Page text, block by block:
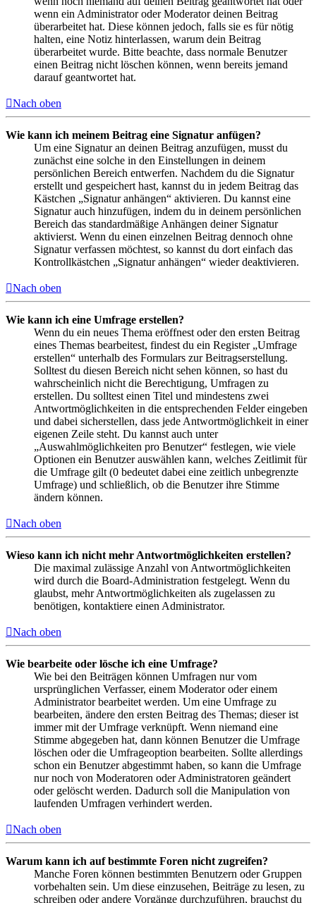
wenn ein Administrator oder Moderator deinen Beitrag
überarbeitet hat. Diese können jedoch, falls sie es für nötig
halten, eine Notiz hinterlassen, warum dein Beitrag
überarbeitet wurde. Bitte beachte, dass normale Benutzer
einen Beitrag nicht löschen können, wenn bereits jemand
darauf geantwortet hat.
Nach oben
Wie kann ich meinem Beitrag eine Signatur anfügen?
Um eine Signatur an deinen Beitrag anzufügen, musst du
zunächst eine solche in den Einstellungen in deinem
persönlichen Bereich entwerfen. Nachdem du die Signatur
erstellt und gespeichert hast, kannst du in jedem Beitrag das
Kästchen „Signatur anhängen“ aktivieren. Du kannst eine
Signatur auch hinzufügen, indem du in deinem persönlichen
Bereich das standardmäßige Anhängen deiner Signatur
aktivierst. Wenn du einen einzelnen Beitrag dennoch ohne
Signatur verfassen möchtest, so kannst du dort einfach das
Kontrollkästchen „Signatur anhängen“ wieder deaktivieren.
Nach oben
Wie kann ich eine Umfrage erstellen?
Wenn du ein neues Thema eröffnest oder den ersten Beitrag
eines Themas bearbeitest, findest du ein Register „Umfrage
erstellen“ unterhalb des Formulars zur Beitragserstellung.
Solltest du diesen Bereich nicht sehen können, so hast du
wahrscheinlich nicht die Berechtigung, Umfragen zu
erstellen. Du solltest einen Titel und mindestens zwei
Antwortmöglichkeiten in die entsprechenden Felder eingeben
und dabei sicherstellen, dass jede Antwortmöglichkeit in einer
eigenen Zeile steht. Du kannst auch unter
„Auswahlmöglichkeiten pro Benutzer“ festlegen, wie viele
Optionen ein Benutzer auswählen kann, welches Zeitlimit für
die Umfrage gilt (0 bedeutet dabei eine zeitlich unbegrenzte
Umfrage) und schließlich, ob die Benutzer ihre Stimme
ändern können.
Nach oben
Wieso kann ich nicht mehr Antwortmöglichkeiten erstellen?
Die maximal zulässige Anzahl von Antwortmöglichkeiten
wird durch die Board-Administration festgelegt. Wenn du
glaubst, mehr Antwortmöglichkeiten als zugelassen zu
benötigen, kontaktiere einen Administrator.
Nach oben
Wie bearbeite oder lösche ich eine Umfrage?
Wie bei den Beiträgen können Umfragen nur vom
ursprünglichen Verfasser, einem Moderator oder einem
Administrator bearbeitet werden. Um eine Umfrage zu
bearbeiten, ändere den ersten Beitrag des Themas; dieser ist
immer mit der Umfrage verknüpft. Wenn niemand eine
Stimme abgegeben hat, dann können Benutzer die Umfrage
löschen oder die Umfrageoption bearbeiten. Sollte allerdings
schon ein Benutzer abgestimmt haben, so kann die Umfrage
nur noch von Moderatoren oder Administratoren geändert
oder gelöscht werden. Dadurch soll die Manipulation von
laufenden Umfragen verhindert werden.
Nach oben
Warum kann ich auf bestimmte Foren nicht zugreifen?
Manche Foren können bestimmten Benutzern oder Gruppen
vorbehalten sein. Um diese einzusehen, Beiträge zu lesen, zu
schreiben oder andere Vorgänge durchzuführen, brauchst du